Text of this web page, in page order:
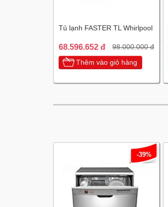
Tủ lạnh FASTER TL Whirlpool
68.596.652 đ 98.000.000 đ
Thêm vào giỏ hàng
-39%